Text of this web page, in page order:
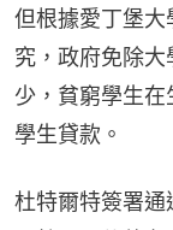
但根據愛丁堡
究，政府免除
少，貧窮學生
學生貸款。
杜特爾特簽署